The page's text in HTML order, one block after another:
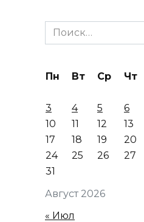
Search
for:
Август 2026
Пн Вт Ср Чт
3
4 5 6
10
11 12 13
17
18 19 20
24
25 26 27
31
« Июл